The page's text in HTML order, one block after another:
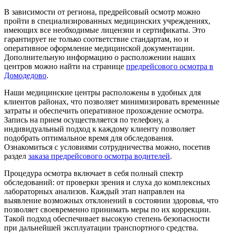
В зависимости от региона, предрейсовый осмотр можно
пройти в специализированных медицинских учреждениях,
имеющих все необходимые лицензии и сертификаты. Это
гарантирует не только соответствие стандартам, но и
оперативное оформление медицинской документации.
Дополнительную информацию о расположении наших
центров можно найти на странице предрейсового осмотра в
Домодедово.
Наши медицинские центры расположены в удобных для
клиентов районах, что позволяет минимизировать временные
затраты и обеспечить оперативное прохождение осмотра.
Запись на прием осуществляется по телефону, а
индивидуальный подход к каждому клиенту позволяет
подобрать оптимальное время для обследования.
Ознакомиться с условиями сотрудничества можно, посетив
раздел заказа предрейсового осмотра водителей.
Процедура осмотра включает в себя полный спектр
обследований: от проверки зрения и слуха до комплексных
лабораторных анализов. Каждый этап направлен на
выявление возможных отклонений в состоянии здоровья, что
позволяет своевременно принимать меры по их коррекции.
Такой подход обеспечивает высокую степень безопасности
при дальнейшей эксплуатации транспортного средства.